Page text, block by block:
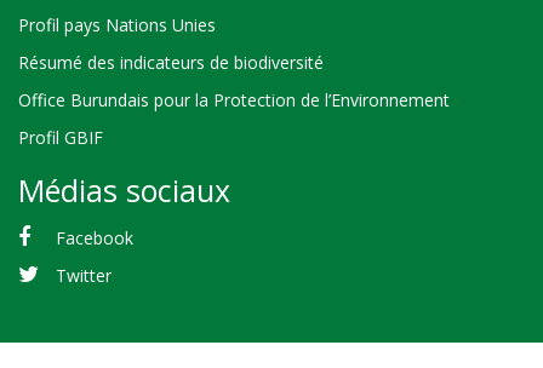
Profil pays Nations Unies
Résumé des indicateurs de biodiversité
Office Burundais pour la Protection de l’Environnement
Profil GBIF
Médias sociaux
Facebook
Twitter